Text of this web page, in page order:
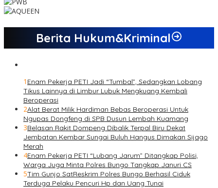
Berita Hukum&Kriminal
1 Enam Pekerja PETI Jadi “Tumbal”, Sedangkan Lobang
Tikus Lainnya di Limbur Lubuk Mengkuang Kembali
Beroperasi
2Alat Berat Milik Hardiman Bebas Beroperasi Untuk
Ngupas Dongfeng di SPB Dusun Lembah Kuamang
3Belasan Rakit Dompeng Dibalik Terpal Biru Dekat
Jembatan Kembar Sungai Buluh Hangus Dimakan Sijago
Merah
4Enam Pekerja PETI “Lubang Jarum” Ditangkap Polisi,
Warga Juga Minta Polres Bungo Tangkap Januri CS
5Tim Gunjo SatReskrim Polres Bungo Berhasil Ciduk
Terduga Pelaku Pencuri Hp dan Uang Tunai